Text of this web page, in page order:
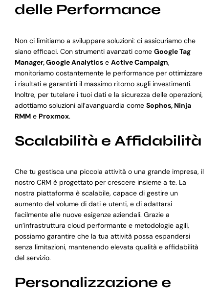
delle Performance
Non ci limitiamo a sviluppare soluzioni: ci assicuriamo che
siano efficaci. Con strumenti avanzati come Google Tag
Manager, Google Analyticse Active Campaign,
monitoriamo costantemente le performance per ottimizzare
i risultati e garantirti il massimo ritorno sugli investimenti.
Inoltre, per tutelare i tuoi dati e la sicurezza delle operazioni,
adottiamo soluzioni all’avanguardia come Sophos, Ninja
RMMe Proxmox.
Scalabilità e Affidabilità
Che tu gestisca una piccola attività o una grande impresa, il
nostro CRM è progettato per crescere insieme a te. La
nostra piattaforma è scalabile, capace di gestire un
aumento del volume di dati e utenti, e di adattarsi
facilmente alle nuove esigenze aziendali. Grazie a
un’infrastruttura cloud performante e metodologie agili,
possiamo garantire che la tua attività possa espandersi
senza limitazioni, mantenendo elevata qualità e affidabilità
del servizio.
Personalizzazione e